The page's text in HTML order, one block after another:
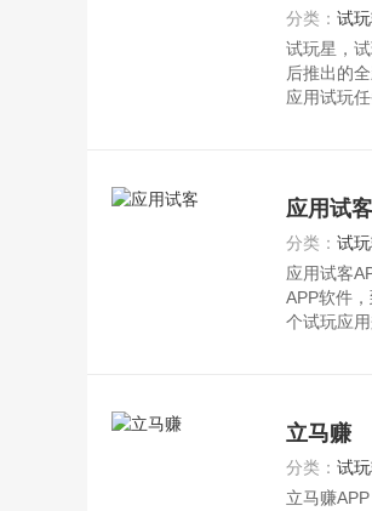
分类： 试
试玩星，
后推出的
应用试玩
应用试客
分类： 试
应用试客
APP软件
个试玩应
立马赚
分类： 试
立马赚